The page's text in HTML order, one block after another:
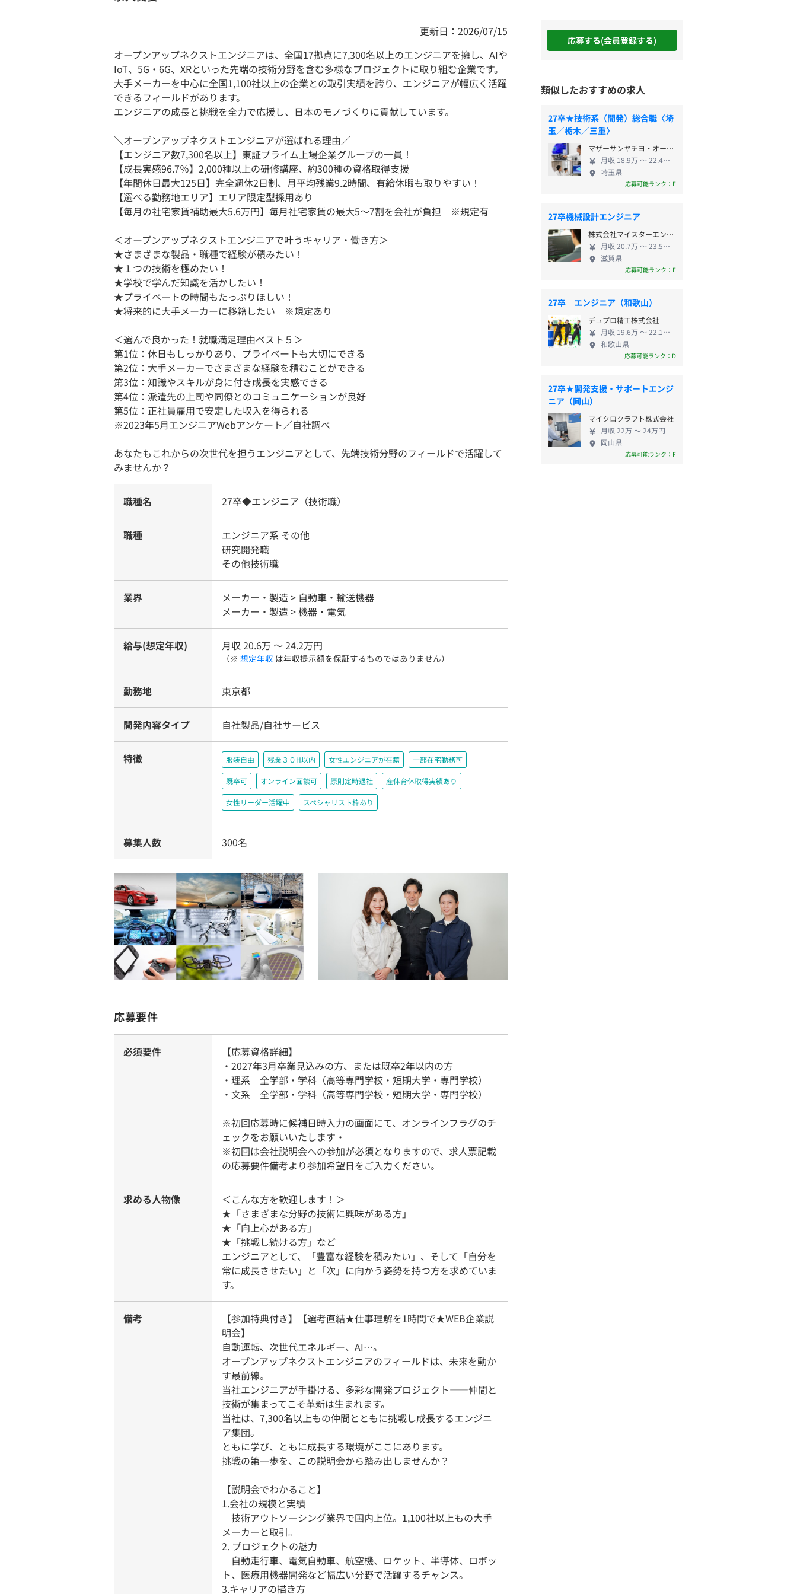
更新日：2026/07/15
オープンアップネクストエンジニアは、全国17拠点に7,300名以上のエンジニアを擁し、AIや
IoT、5G・6G、XRといった先端の技術分野を含む多様なプロジェクトに取り組む企業です。
大手メーカーを中心に全国1,100社以上の企業との取引実績を誇り、エンジニアが幅広く活躍
できるフィールドがあります。
エンジニアの成長と挑戦を全力で応援し、日本のモノづくりに貢献しています。
＼オープンアップネクストエンジニアが選ばれる理由／
【エンジニア数7,300名以上】東証プライム上場企業グループの一員！
【成長実感96.7％】2,000種以上の研修講座、約300種の資格取得支援
【年間休日最大125日】完全週休2日制、月平均残業9.2時間、有給休暇も取りやすい！
【選べる勤務地エリア】エリア限定型採用あり
【毎月の社宅家賃補助最大5.6万円】毎月社宅家賃の最大5～7割を会社が負担 ※規定有
＜オープンアップネクストエンジニアで叶うキャリア・働き方＞
★さまざまな製品・職種で経験が積みたい！
★１つの技術を極めたい！
★学校で学んだ知識を活かしたい！
★プライベートの時間もたっぷりほしい！
★将来的に大手メーカーに移籍したい ※規定あり
＜選んで良かった！就職満足理由ベスト５＞
第1位：休日もしっかりあり、プライベートも大切にできる
第2位：大手メーカーでさまざまな経験を積むことができる
第3位：知識やスキルが身に付き成長を実感できる
第4位：派遣先の上司や同僚とのコミュニケーションが良好
第5位：正社員雇用で安定した収入を得られる
※2023年5月エンジニアWebアンケート／自社調べ
あなたもこれからの次世代を担うエンジニアとして、先端技術分野のフィールドで活躍して
みませんか？
職種名 27卒◆エンジニア（技術職）
職種
エンジニア系 その他
研究開発職
その他技術職
業界
メーカー・製造 > 自動車・輸送機器
メーカー・製造 > 機器・電気
給与(想定年収) 月収 20.6万 〜 24.2万円
（※ 想定年収 は年収提示額を保証するものではありません）
勤務地 東京都
開発内容タイプ 自社製品/自社サービス
特徴 服装自由 残業３０H以内 女性エンジニアが在籍 一部在宅勤務可
既卒可 オンライン面談可 原則定時退社 産休育休取得実績あり
女性リーダー活躍中 スペシャリスト枠あり
募集人数 300名
応募要件
必須要件
【応募資格詳細】
・2027年3月卒業見込みの方、または既卒2年以内の方
・理系 全学部・学科（高等専門学校・短期大学・専門学校）
・文系 全学部・学科（高等専門学校・短期大学・専門学校）
※初回応募時に候補日時入力の画面にて、オンラインフラグのチ
ェックをお願いいたします・
※初回は会社説明会への参加が必須となりますので、求人票記載
の応募要件備考より参加希望日をご入力ください。
求める人物像
＜こんな方を歓迎します！＞
★「さまざまな分野の技術に興味がある方」
★「向上心がある方」
★「挑戦し続ける方」など
エンジニアとして、「豊富な経験を積みたい」、そして「自分を
常に成長させたい」と「次」に向かう姿勢を持つ方を求めていま
す。
備考
【参加特典付き】【選考直結★仕事理解を1時間で★WEB企業説
明会】
自動運転、次世代エネルギー、AI…。
オープンアップネクストエンジニアのフィールドは、未来を動か
す最前線。
当社エンジニアが手掛ける、多彩な開発プロジェクト――仲間と
技術が集まってこそ革新は生まれます。
当社は、7,300名以上もの仲間とともに挑戦し成長するエンジニ
ア集団。
ともに学び、ともに成長する環境がここにあります。
挑戦の第一歩を、この説明会から踏み出しませんか？
【説明会でわかること】
1.会社の規模と実績
技術アウトソーシング業界で国内上位。1,100社以上もの大手
メーカーと取引。
2. プロジェクトの魅力
自動走行車、電気自動車、航空機、ロケット、半導体、ロボッ
ト、医療用機器開発など幅広い分野で活躍するチャンス。
3.キャリアの描き方
応募する(会員登録する)
類似したおすすめの求人
27卒★技術系（開発）総合職〈埼
玉／栃木／三重〉
マザーサンヤチヨ・オートモーティブシステムズ株式会社
月収 18.9万 〜 22.4万円
埼玉県
応募可能ランク：F
27卒機械設計エンジニア
株式会社マイスターエンジニアリング
月収 20.7万 〜 23.5万円
滋賀県
応募可能ランク：F
27卒 エンジニア（和歌山）
デュプロ精工株式会社
月収 19.6万 〜 22.1万円
和歌山県
応募可能ランク：D
27卒★開発支援・サポートエンジ
ニア（岡山）
マイクロクラフト株式会社
月収 22万 〜 24万円
岡山県
応募可能ランク：F